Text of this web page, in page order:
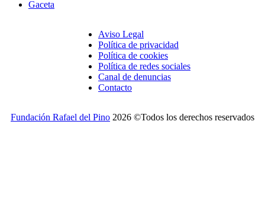
Gaceta
Aviso Legal
Política de privacidad
Política de cookies
Política de redes sociales
Canal de denuncias
Contacto
Fundación Rafael del Pino 2026 ©Todos los derechos reservados